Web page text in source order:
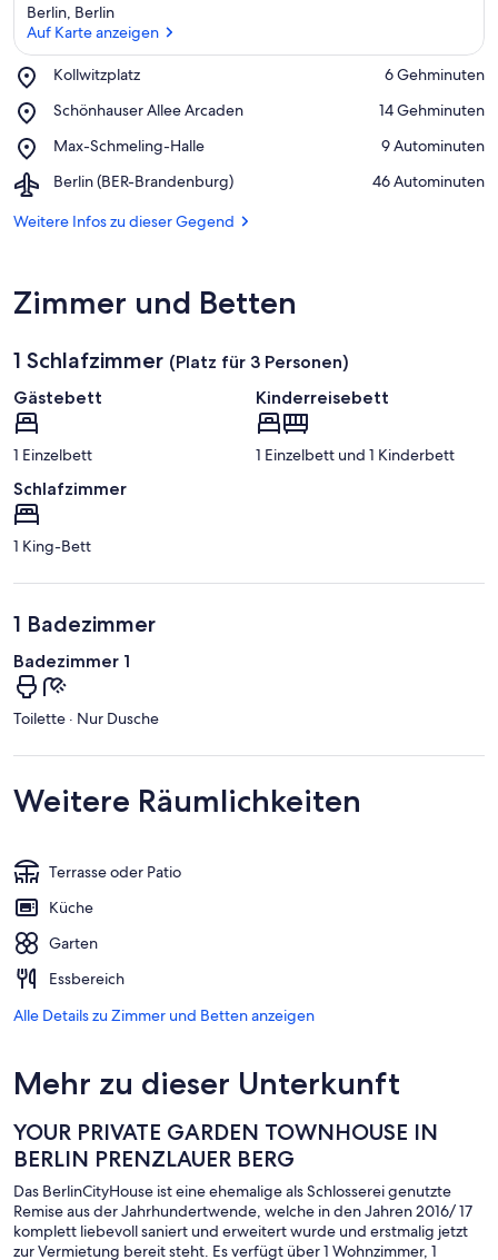
Berlin, Berlin
Auf Karte anzeigen
Kollwitzplatz
Place,
‪6 Gehminuten‬
Schönhauser Allee Arcaden
Place,
Allee
‪14 Gehminuten‬
Max-Schmeling-Halle
Place,
Schmeling-
‪9 Autominuten‬
Berlin (BER-Brandenburg)
Airport,
(BER-
‪46 Autominuten‬
Weitere Infos zu dieser Gegend
Zimmer und Betten
1 Schlafzimmer (Platz für 3 Personen)
Gästebett
1 Einzelbett
Kinderreisebett
1 Einzelbett und 1 Kinderbett
Schlafzimmer
1 King-Bett
1 Badezimmer
Badezimmer 1
Toilette · Nur Dusche
Weitere Räumlichkeiten
Terrasse oder Patio
Küche
Garten
Essbereich
Alle Details zu Zimmer und Betten anzeigen
Mehr zu dieser Unterkunft
YOUR PRIVATE GARDEN TOWNHOUSE IN
BERLIN PRENZLAUER BERG
Das BerlinCityHouse ist eine ehemalige als Schlosserei genutzte
Remise aus der Jahrhundertwende, welche in den Jahren 2016/ 17
komplett liebevoll saniert und erweitert wurde und erstmalig jetzt
zur Vermietung bereit steht. Es verfügt über 1 Wohnzimmer, 1